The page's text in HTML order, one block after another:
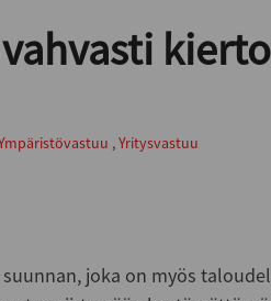
,Yritysvastuu
joka on myös